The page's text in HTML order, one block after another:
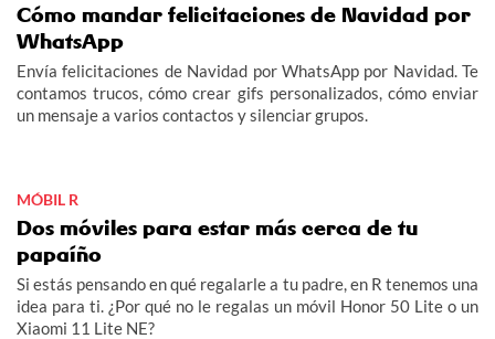
Cómo mandar felicitaciones de Navidad por
WhatsApp
Envía felicitaciones de Navidad por WhatsApp por Navidad. Te
contamos trucos, cómo crear gifs personalizados, cómo enviar
un mensaje a varios contactos y silenciar grupos.
MÓBIL R
Dos móviles para estar más cerca de tu
papaíño
Si estás pensando en qué regalarle a tu padre, en R tenemos una
idea para ti. ¿Por qué no le regalas un móvil Honor 50 Lite o un
Xiaomi 11 Lite NE?